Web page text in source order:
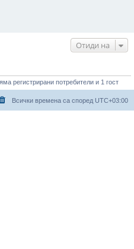
Отиди на
регистрирани потребители и 1 гост
Всички времена са според UTC+03:00